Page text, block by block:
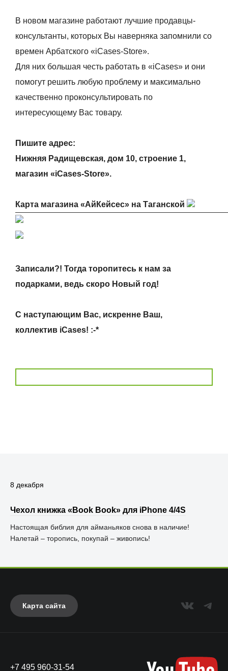
В новом магазине работают лучшие продавцы-
консультанты, которых Вы наверняка запомнили со
времен Арбатского «iCases-Store».
Для них большая честь работать в «iCases» и они
помогут решить любую проблему и максимально
качественно проконсультировать по
интересующему Вас товару.
Пишите адрес:
Нижняя Радищевская, дом 10, строение 1,
магазин «iCases-Store».
Карта магазина «АйКейсес» на Таганской
Записали?! Тогда торопитесь к нам за
подарками, ведь скоро Новый год!
С наступающим Вас, искренне Ваш,
коллектив iCases! :-*
8 декабря
Чехол книжка «Book Book» для iPhone 4/4S
Настоящая библия для айманьяков снова в наличие!
Налетай – торопись, покупай – живопись!
Карта сайта
+7 495 960-31-54